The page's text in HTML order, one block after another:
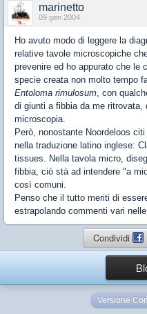
marinetto
09 gen 2004
Ho avuto modo di leggere la
relative tavole microscopiche
prevenire ed ho appurato che le
specie creata non molto tempo
Entoloma rimulosum , con
di giunti a fibbia da me ritrovata,
microscopia.
Però, nonostante Noordeloos
nella traduzione latino inglese:
tissues. Nella tavola micro,
fibbia, ciò stà ad intendere "a
così comuni.
Penso che il tutto meriti di
estrapolando commenti vari
Condividi
Versione